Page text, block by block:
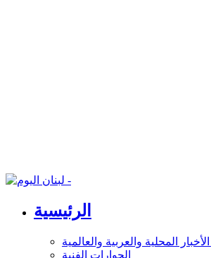
الرئيسية
المحلية والعربية والعالمية
الحوارات الفنية